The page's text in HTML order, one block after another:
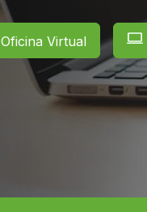
Oficina Virtual